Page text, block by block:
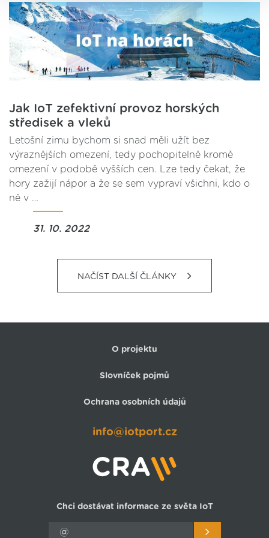
Jak IoT zefektivní provoz horských
středisek a vleků
Letošní zimu bychom si snad měli užít bez
výraznějších omezení, tedy pochopitelně kromě
omezení v podobě vyšších cen. Lze tedy čekat, že
hory zažijí nápor a že se sem vypraví všichni, kdo o
ně v …
31. 10. 2022
NAČÍST DALŠÍ ČLÁNKY
O projektu
Slovníček pojmů
Ochrana osobních údajů
info@iotport.cz
Chci dostávat informace ze světa IoT